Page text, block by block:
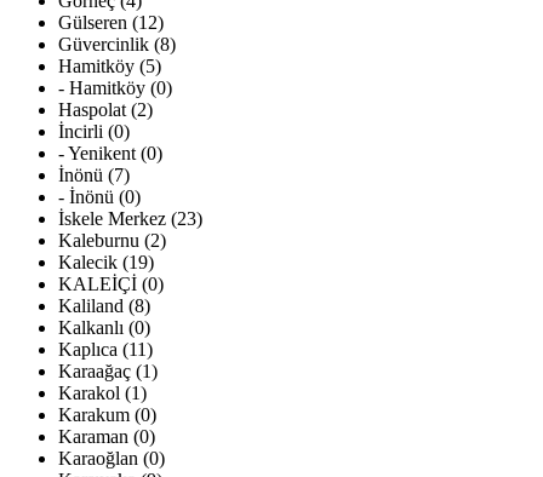
Gülseren (12)
Güvercinlik (8)
Hamitköy (5)
- Hamitköy (0)
Haspolat (2)
İncirli (0)
- Yenikent (0)
İnönü (7)
- İnönü (0)
İskele Merkez (23)
Kaleburnu (2)
Kalecik (19)
KALEİÇİ (0)
Kaliland (8)
Kalkanlı (0)
Kaplıca (11)
Karaağaç (1)
Karakol (1)
Karakum (0)
Karaman (0)
Karaoğlan (0)